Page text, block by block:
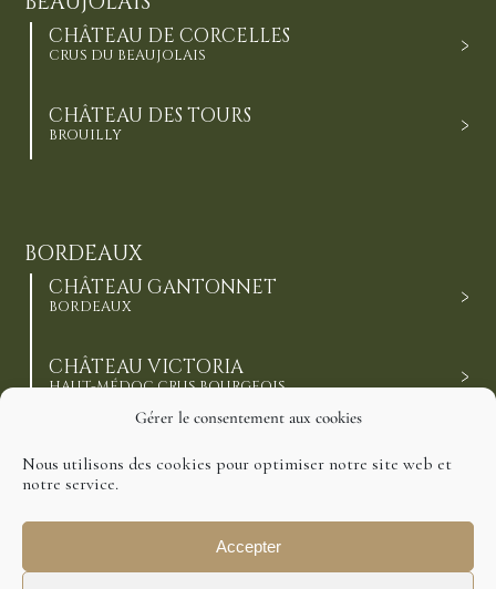
Gérer le consentement aux cookies
Nous utilisons des cookies pour optimiser notre site web et
notre service.
Accepter
CHÂTEAU DE CORCELLES
CRUS DU BEAUJOLAIS
CHÂTEAU DES TOURS
BROUILLY
BORDEAUX
CHÂTEAU GANTONNET
BORDEAUX
CHÂTEAU VICTORIA
HAUT-MÉDOC CRUS BOURGEOIS
CÔTES-DE-BOURG
CHÂTEAU DE BARBE